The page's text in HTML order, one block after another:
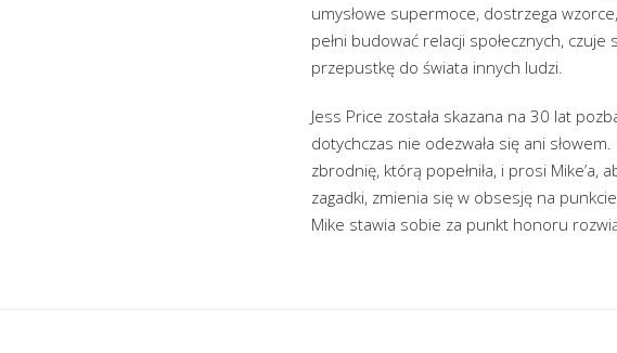
umysłowe supermoce, dostrzega
pełni budować relacji społecznych,
przepustkę do świata innych ludzi.
Jess Price została skazana na 30 lat
dotychczas nie odezwała się ani
zbrodnię, którą popełniła, i prosi Mike’a,
zagadki, zmienia się w obsesję na
Mike stawia sobie za punkt honoru